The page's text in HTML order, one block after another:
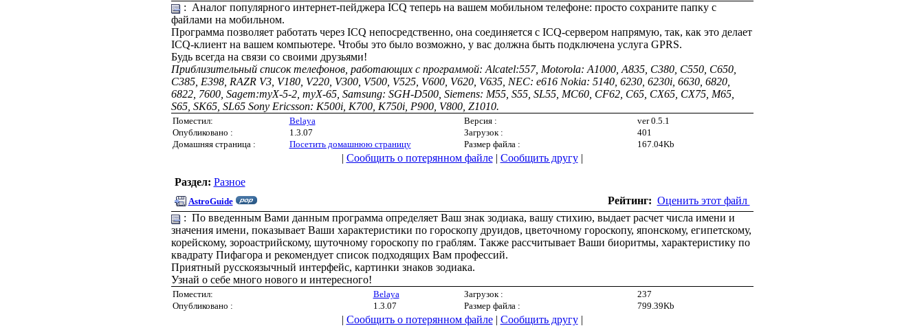
: Аналог популярного интернет-пейджера ICQ теперь на вашем мобильном телефоне: просто сохраните папку с
файлами на мобильном.
Программа позволяет работать через ICQ непосредственно, она соединяется с ICQ-сервером напрямую, так, как это делает
ICQ-клиент на вашем компьютере. Чтобы это было возможно, у вас должна быть подключена услуга GPRS.
Будь всегда на связи со своими друзьями!
Приблизительный список телефонов, работающих с программой: Alcatel:557, Motorola: A1000, A835, C380, C550, C650,
C385, E398, RAZR V3, V180, V220, V300, V500, V525, V600, V620, V635, NEC: e616 Nokia: 5140, 6230, 6230i, 6630, 6820,
6822, 7600, Sagem:myX-5-2, myX-65, Samsung: SGH-D500, Siemens: M55, S55, SL55, MC60, CF62, C65, CX65, CX75, M65,
S65, SK65, SL65 Sony Ericsson: K500i, K700, K750i, P900, V800, Z1010.
Поместил:
Belaya
Опубликовано :
1.3.07
Домашняя страница :
Посетить домашнюю страницу
Версия :
ver 0.5.1
Загрузок :
401
Размер файла :
167.04Kb
| Сообщить о потерянном файле| Сообщить другу|
Раздел: Разное
AstroGuide Рейтинг: Оценить этот файл
: По введенным Вами данным программа определяет Ваш знак зодиака, вашу стихию, выдает расчет числа имени и
значения имени, показывает Ваши характеристики по гороскопу друидов, цветочному гороскопу, японскому, египетскому,
корейскому, зороастрийскому, шуточному гороскопу по граблям. Также рассчитывает Ваши биоритмы, характеристику по
квадрату Пифагора и рекомендует список подходящих Вам профессий.
Приятный русскоязычный интерфейс, картинки знаков зодиака.
Узнай о себе много нового и интересного!
Поместил:
Belaya
Опубликовано :
1.3.07
Загрузок :
237
Размер файла :
799.39Kb
| Сообщить о потерянном файле| Сообщить другу|